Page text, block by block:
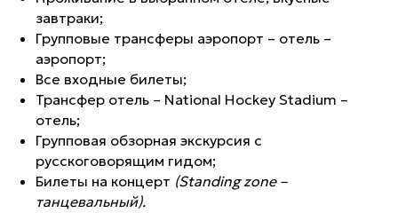
завтраки;
Групповые трансферы аэропорт – отель –
аэропорт;
Все входные билеты;
Трансфер отель – National Hockey Stadium –
отель;
Групповая обзорная экскурсия с
русскоговорящим гидом;
Билеты на концерт (Standing zone –
танцевальный).